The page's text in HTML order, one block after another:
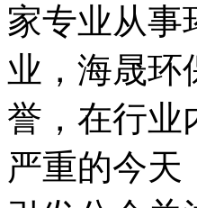
家专业从事
业，海晟环
誉，在行业
严重的今天